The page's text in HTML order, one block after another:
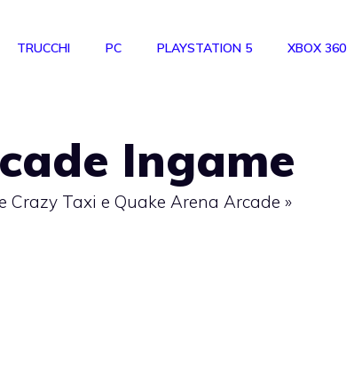
TRUCCHI PC PLAYSTATION 5 XBOX 360
Ingame
Crazy Taxi e Quake Arena Arcade »